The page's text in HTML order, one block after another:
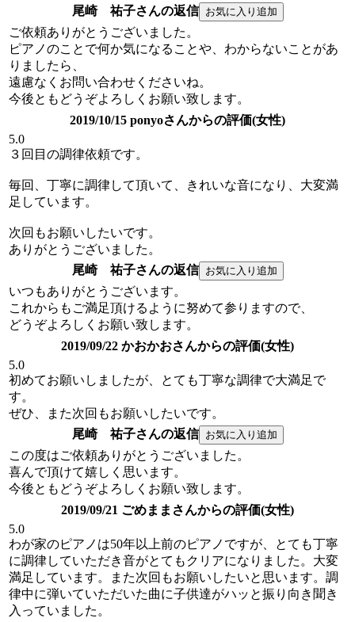
尾崎 祐子さんの返信
ご依頼ありがとうございました。
ピアノのことで何か気になることや、わからないことがあ
りましたら、
遠慮なくお問い合わせくださいね。
今後ともどうぞよろしくお願い致します。
2019/10/15 ponyoさんからの評価(女性)
5.0
３回目の調律依頼です。
毎回、丁寧に調律して頂いて、きれいな音になり、大変満
足しています。
次回もお願いしたいです。
ありがとうございました。
尾崎 祐子さんの返信
いつもありがとうございます。
これからもご満足頂けるように努めて参りますので、
どうぞよろしくお願い致します。
2019/09/22 かおかおさんからの評価(女性)
5.0
初めてお願いしましたが、とても丁寧な調律で大満足で
す。
ぜひ、また次回もお願いしたいです。
尾崎 祐子さんの返信
この度はご依頼ありがとうございました。
喜んで頂けて嬉しく思います。
今後ともどうぞよろしくお願い致します。
2019/09/21 ごめままさんからの評価(女性)
5.0
わが家のピアノは50年以上前のピアノですが、とても丁寧
に調律していただき音がとてもクリアになりました。大変
満足しています。また次回もお願いしたいと思います。調
律中に弾いていただいた曲に子供達がハッと振り向き聞き
入っていました。